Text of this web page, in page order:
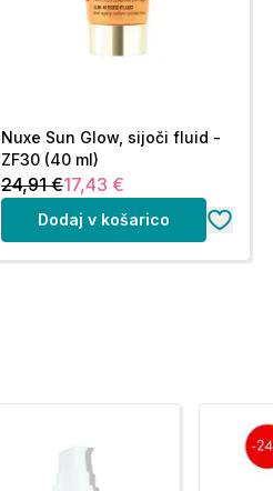
Nuxe Sun Glow, sijoči fluid -
ZF30 (40 ml)
24,91 €17,43 €
Dodaj v košarico